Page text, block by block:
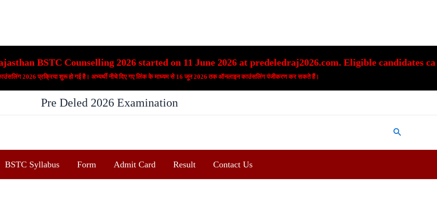
2026 started on 11 June 2026 at predeledraj2026.com. Eligible candidates can complete
है। अभ्यर्थी नीचे दिए गए लिंक के माध्यम से 16 जून 2026 तक ऑनलाइन काउंसलिंग पंजीकरण कर सकते हैं।
Pre Deled 2026 Examination
Search
BSTC Syllabus Form Admit Card Result Contact Us